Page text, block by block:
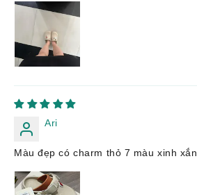
Ari
Màu đẹp có charm thỏ 7 màu xinh xắn